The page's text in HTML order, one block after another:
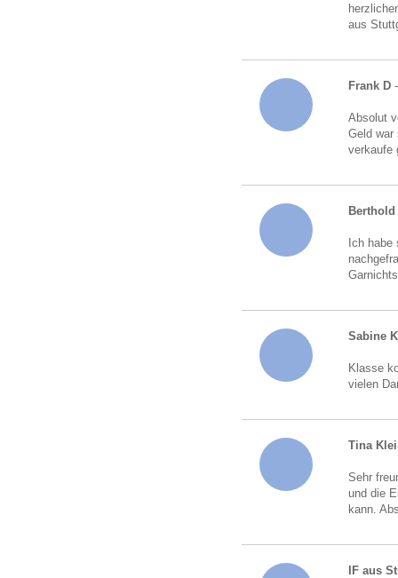
aus
Frank D
Absolut
Geld war
verkaufe
Ich
Sabine
Klasse
vielen
Tina
Sehr
und die
kann.
IF aus